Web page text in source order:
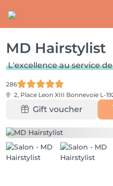
MD Hairstylist
L'excellence au service
286
2, Place Leon XIII Bonnevoie L-
Gift voucher